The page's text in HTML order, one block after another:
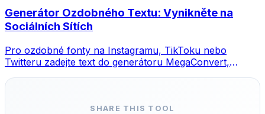
Generátor Ozdobného Textu: Vynikněte na
Sociálních Sítích
Pro ozdobné fonty na Instagramu, TikToku nebo
Twitteru zadejte text do generátoru MegaConvert,
SHARE THIS TOOL